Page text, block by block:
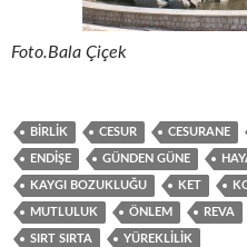
Foto.Bala Çiçek
BIRLIK CESUR CESURANE
ENDIŞE GÜNDEN GÜNE
KAYGI BOZUKLUĞU KET
MUTLULUK ÖNLEM REVA
SIRT SIRTA YÜREKLILIK